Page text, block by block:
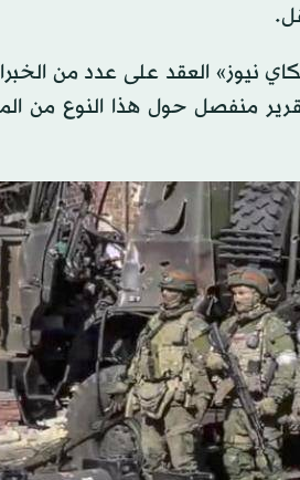
100 في المائة». وعرضت «سكاي نيوز» العقد على عدد
- 14 سبتمبر 2022 - يتوافق مع تقرير منفصل حول هذا